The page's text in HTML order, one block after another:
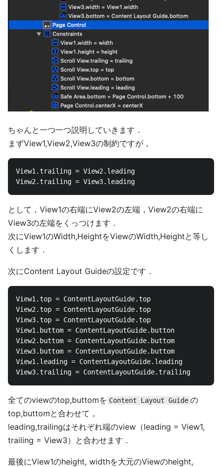
ちゃんと一つ一つ説明していきます．
まずView1,View2,View3の制約ですが，
View1.trailing = View2.leading
として，View1の右端にView2の左端，View2の右端に
View3の左端をくっつけます．
次にView1のWidth,HeightをViewのWidth,Heightと等し
くします．
次にContent Layout Guideの設定です．
View1.top = ContentLayoutGuide.top
View2.top = ContentLayoutGuide.top
View3.top = ContentLayoutGuide.top
View1.buttom = ContentLayoutGuide.button
View2.buttom = ContentLayoutGuide.buttom
View3.buttom = ContentLayoutGuide.buttom
View1.leading = ContentLayoutGuide.leading
全てのviewのtop,buttomを Content Layout Guide の
top,buttomと合わせて，
leading,trailingはそれぞれ端のview（leading = View1,
trailing = View3）と合わせます．
最後にView1のheight, widthを大元のViewのheight,